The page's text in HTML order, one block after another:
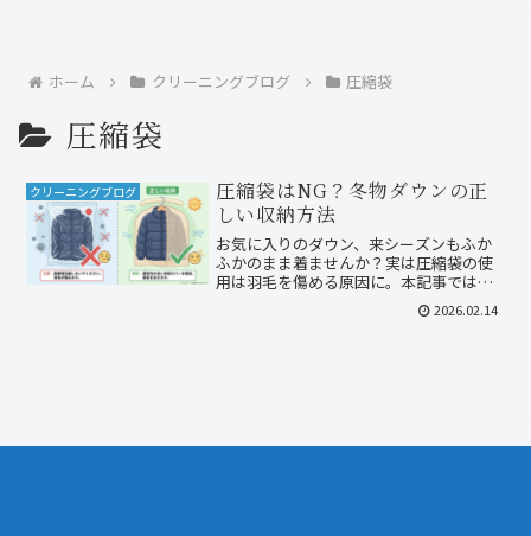
ホーム クリーニングブログ 圧縮袋
圧縮袋
クリーニングブログ
圧縮袋はNG？冬物ダウンの正
しい収納方法
お気に入りのダウン、来シーズンもふか
ふかのまま着ませんか？実は圧縮袋の使
用は羽毛を傷める原因に。本記事では、
ダウンやカシミヤを長持ちさせる「吊る
し保管」のコツや湿気対策を専門的な視
2026.02.14